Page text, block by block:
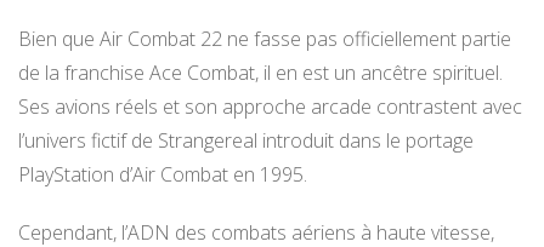
Bien que Air Combat 22 ne fasse pas officiellement partie
de la franchise Ace Combat, il en est un ancêtre spirituel.
Ses avions réels et son approche arcade contrastent avec
l’univers fictif de Strangereal introduit dans le portage
PlayStation d’Air Combat en 1995.
Cependant, l’ADN des combats aériens à haute vitesse,